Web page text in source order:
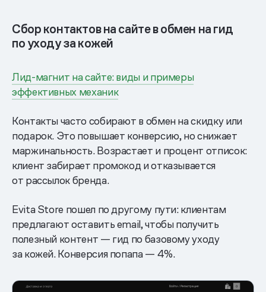
Сбор контактов на сайте в обмен на гид
по уходу за кожей
Лид-магнит на сайте: виды и примеры
эффективных механик
Контакты часто собирают в обмен на скидку или
подарок. Это повышает конверсию, но снижает
маржинальность. Возрастает и процент отписок:
клиент забирает промокод и отказывается
от рассылок бренда.
Evita Store пошел по другому пути: клиентам
предлагают оставить email, чтобы получить
полезный контент — гид по базовому уходу
за кожей. Конверсия попапа — 4%.